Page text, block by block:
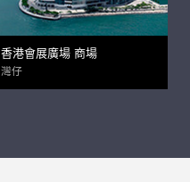
香港會展廣場 商場
灣仔